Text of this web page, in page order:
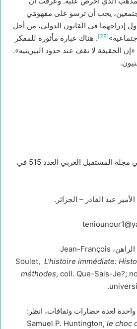
يجب أن ترسو على مفهومَي
إدراجهما في القانون الدولي، من أجل
[28]
. هناك عبارة مأثورة للمفكر
الحقيقة لا تقف عند حدود البيرينيه».
(*) نُشرت هذه الدراسة في مجلة المستقبل العربي العدد 515 في
عبد القادر – الجزائر.
انظر في تعريف التاريخ الراهن، Jean-François
Soulet, L’histoire immédiate:
méthodes, coll. Que-Sais-Je?;
لعدة حضارات وثقافات، انظر:
Samuel P. Huntington, le choc